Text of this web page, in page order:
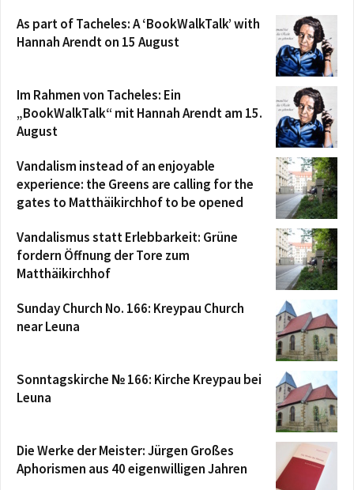
As part of Tacheles: A ‘BookWalkTalk’ with
Hannah Arendt on 15 August
Im Rahmen von Tacheles: Ein
„BookWalkTalk“ mit Hannah Arendt am 15.
August
Vandalism instead of an enjoyable
experience: the Greens are calling for the
gates to Matthäikirchhof to be opened
Vandalismus statt Erlebbarkeit: Grüne
fordern Öffnung der Tore zum
Matthäikirchhof
Sunday Church No. 166: Kreypau Church
near Leuna
Sonntagskirche № 166: Kirche Kreypau bei
Leuna
Die Werke der Meister: Jürgen Großes
Aphorismen aus 40 eigenwilligen Jahren